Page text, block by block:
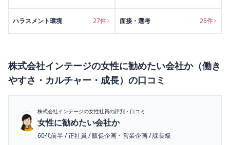
ハラスメント環境 27件 面接・選考 25件
株式会社インテージの女性に勧めたい会社か（働き
やすさ・カルチャー・成長） の口コミ
株式会社インテージの女性社員の評判・口コミ
女性に勧めたい会社か
60代前半/正社員 /販促企画・営業企画/課長級